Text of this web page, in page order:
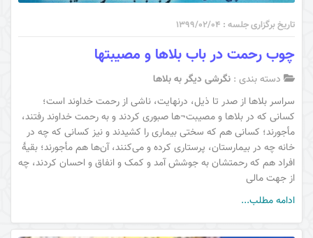
تاریخ برگزاری جلسه : ۱۳۹۹/۰۲/۰۴
چوب رحمت در باب بلاها و مصیبتها
دسته بندی : نگرشی دیگر به بلاها
سراسر بلاها از صدر تا ذیل، درنهایت، ناشی از رحمت خداوند است؛
کسانی که در بلاها و مصیبت¬ها صبوری کردند و به رحمت خداوند رفتند،
مأجورند؛ کسانی هم که سختی بیماری را کشیدند و نیز کسانی که چه در
خانه چه در بیمارستان، پرستاری کرده و می‌کنند، آن‌ها هم مأجورند؛ بقیۀ
افراد هم که رحمتشان به جوشش آمد و کمک و انفاق و احسان ‌کردند، چه
از جهت مالی
ادامه مطلب...